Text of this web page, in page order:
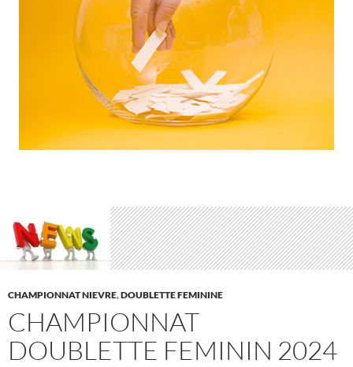
CHAMPIONNAT NIEVRE,DOUBLETTE FEMININE
CHAMPIONNAT
DOUBLETTE FEMININ 2024